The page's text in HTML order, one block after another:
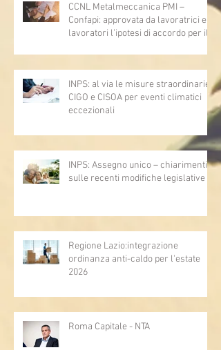
CCNL Metalmeccanica PMI –
Confapi: approvata da lavoratrici e
lavoratori l’ipotesi di accordo per il
INPS: al via le misure straordinarie
CIGO e CISOA per eventi climatici
eccezionali
INPS: Assegno unico – chiarimenti
sulle recenti modifiche legislative
Regione Lazio:integrazione
ordinanza anti-caldo per l'estate
2026
Roma Capitale - NTA